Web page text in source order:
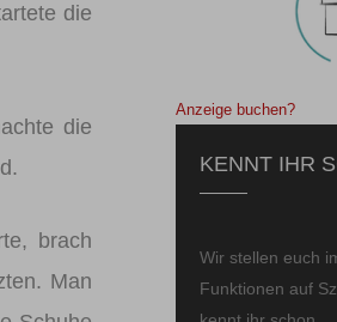
die
die
brach
Man
Anzeige buchen?
KENNT IHR
Wir stellen euch
Funktionen auf